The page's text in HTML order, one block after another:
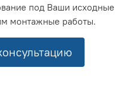
под Ваши исходные
монтажные работы.